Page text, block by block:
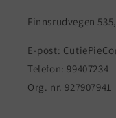
Finnsrudvegen
E-post:
Telefon:
Org. nr. 927907941